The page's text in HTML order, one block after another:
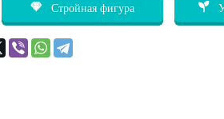
Стройная фигура